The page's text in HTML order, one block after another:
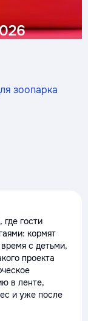
зоопарка
гости
кормят
с детьми,
проекта
в ленте,
и уже после